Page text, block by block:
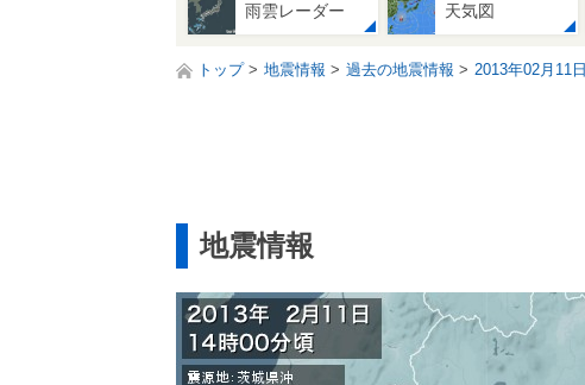
雨雲レーダー 天気図
トップ 地震情報 過去の地震情報 2013年02月11日
地震情報